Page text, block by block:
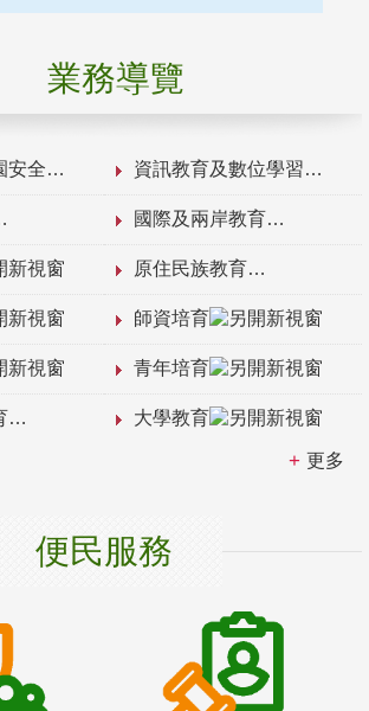
業務導覽
安全 資訊教育及數位學習
國際及兩岸教育
原住民族教育
師資培育
青年培育
大學教育
更多
便民服務